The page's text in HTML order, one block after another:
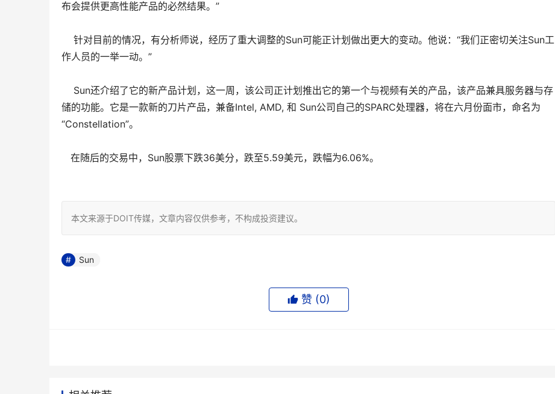
布会提供更高性能产品的必然结果。”
针对目前的情况，有分析师说，经历了重大调整的Sun可能正计划做出更大的变动。他说：“我们正密切关注Sun工
作人员的一举一动。”
Sun还介绍了它的新产品计划，这一周，该公司正计划推出它的第一个与视频有关的产品，该产品兼具服务器与存
储的功能。它是一款新的刀片产品，兼备Intel, AMD, 和 Sun公司自己的SPARC处理器，将在六月份面市，命名为
“Constellation”。
在随后的交易中，Sun股票下跌36美分，跌至5.59美元，跌幅为6.06%。
本文来源于DOIT传媒，文章内容仅供参考，不构成投资建议。
Sun
赞 (0)